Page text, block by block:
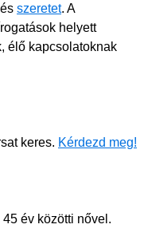
szeretet. A
helyett
élő kapcsolatoknak
keres. Kérdezd meg!
év közötti nővel.